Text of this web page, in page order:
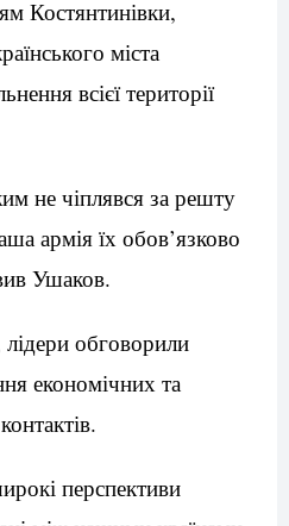
Костянтинівки,
міста
всієї території
не чіплявся за решту
армія їх обов’язково
Ушаков.
лідери обговорили
економічних та
перспективи